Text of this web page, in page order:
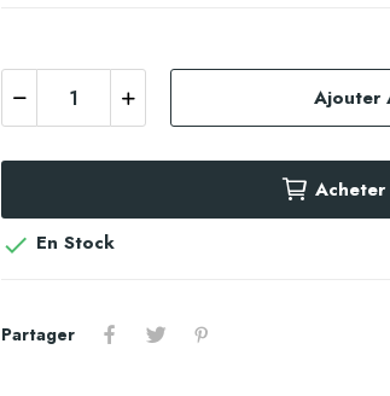
Ajouter
 En Stock
Partager